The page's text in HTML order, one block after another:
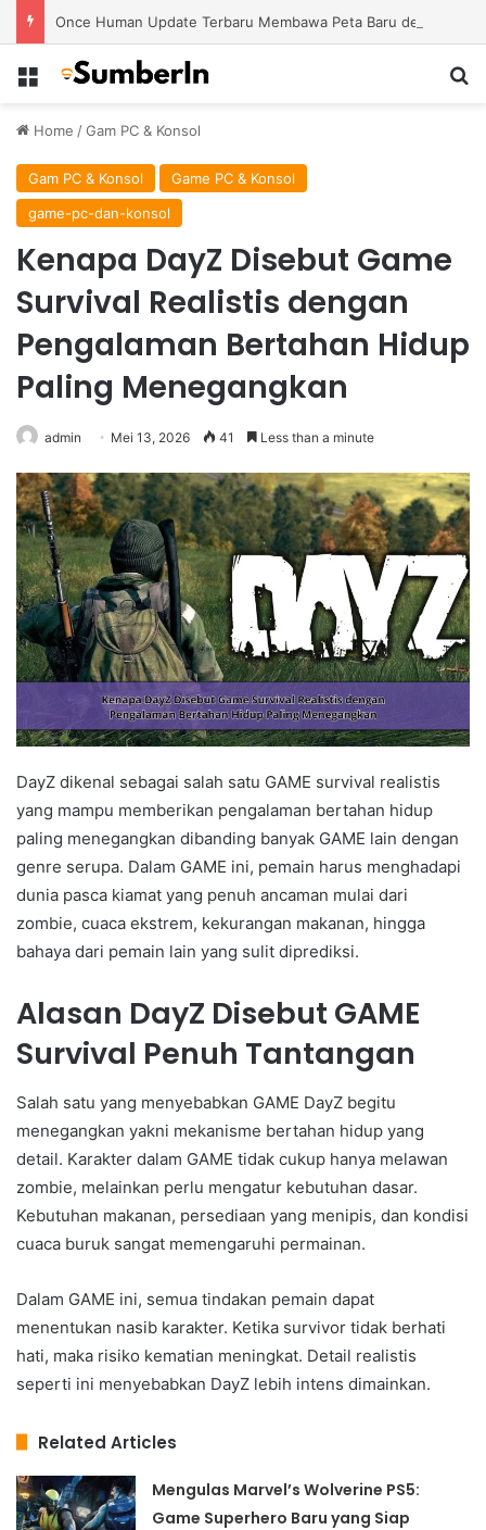
Menu
Home /Gam PC & Konsol
Gam PC & Konsol
Game PC & Konsol
game-pc-dan-konsol
Kenapa DayZ Disebut Game
Survival Realistis dengan
Pengalaman Bertahan Hidup
Paling Menegangkan
admin Mei 13, 2026 41 Less than a minute
DayZ dikenal sebagai salah satu GAME survival realistis
yang mampu memberikan pengalaman bertahan hidup
paling menegangkan dibanding banyak GAME lain dengan
genre serupa. Dalam GAME ini, pemain harus menghadapi
dunia pasca kiamat yang penuh ancaman mulai dari
zombie, cuaca ekstrem, kekurangan makanan, hingga
bahaya dari pemain lain yang sulit diprediksi.
Alasan DayZ Disebut GAME
Survival Penuh Tantangan
Salah satu yang menyebabkan GAME DayZ begitu
menegangkan yakni mekanisme bertahan hidup yang
detail. Karakter dalam GAME tidak cukup hanya melawan
zombie, melainkan perlu mengatur kebutuhan dasar.
Kebutuhan makanan, persediaan yang menipis, dan kondisi
cuaca buruk sangat memengaruhi permainan.
Dalam GAME ini, semua tindakan pemain dapat
menentukan nasib karakter. Ketika survivor tidak berhati
hati, maka risiko kematian meningkat. Detail realistis
seperti ini menyebabkan DayZ lebih intens dimainkan.
Related Articles
Mengulas Marvel’s Wolverine PS5:
Game Superhero Baru yang Siap